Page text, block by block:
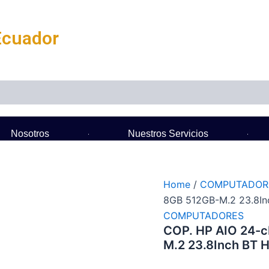
Nosotros Nuestros Servicios
Home /
8GB 512GB-M.2
COMPUTADORES
COP. HP AIO 24-
M.2 23.8Inch BT